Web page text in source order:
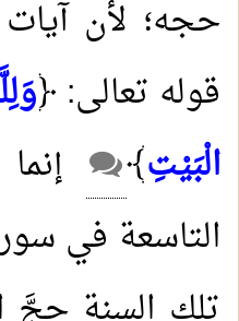
حجه؛ لأن
قوله تعالى: ﴿
الْبَيْتِ﴾
التاسعة في